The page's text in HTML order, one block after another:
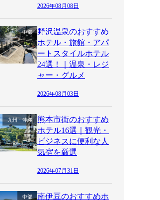
2026年08月08日
中部
野沢温泉のおすすめ
ホテル・旅館・アパ
ートスタイルホテル
24選！｜温泉・レジ
ャー・グルメ
2026年08月03日
九州・沖縄
熊本市街のおすすめ
ホテル16選｜観光・
ビジネスに便利な人
気宿を厳選
2026年07月31日
中部
南伊豆のおすすめホ